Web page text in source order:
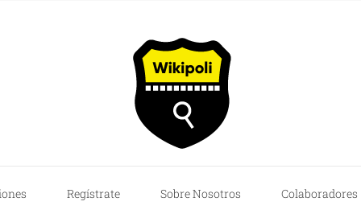
Regístrate Sobre Nosotros Colaboradores